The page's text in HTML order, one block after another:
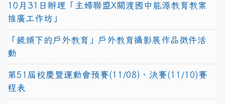
10月31日辦理「主婦聯盟X關渡國中能源教育教案
推廣工作坊」
「鏡頭下的戶外教育」戶外教育攝影展作品徵件活
動
第51屆校慶暨運動會預賽(11/08)、決賽(11/10)賽
程表